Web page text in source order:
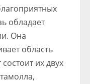
обладает
Она
область
их двух